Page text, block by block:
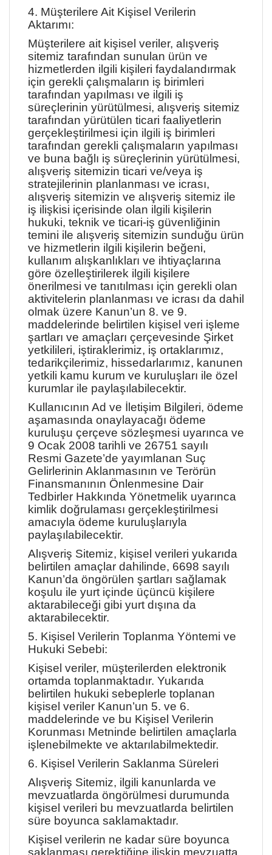
4. Müşterilere Ait Kişisel Verilerin
Aktarımı:
Müşterilere ait kişisel veriler, alışveriş
sitemiz tarafından sunulan ürün ve
hizmetlerden ilgili kişileri faydalandırmak
için gerekli çalışmaların iş birimleri
tarafından yapılması ve ilgili iş
süreçlerinin yürütülmesi, alışveriş sitemiz
tarafından yürütülen ticari faaliyetlerin
gerçekleştirilmesi için ilgili iş birimleri
tarafından gerekli çalışmaların yapılması
ve buna bağlı iş süreçlerinin yürütülmesi,
alışveriş sitemizin ticari ve/veya iş
stratejilerinin planlanması ve icrası,
alışveriş sitemizin ve alışveriş sitemiz ile
iş ilişkisi içerisinde olan ilgili kişilerin
hukuki, teknik ve ticari-iş güvenliğinin
temini ile alışveriş sitemizin sunduğu ürün
ve hizmetlerin ilgili kişilerin beğeni,
kullanım alışkanlıkları ve ihtiyaçlarına
göre özelleştirilerek ilgili kişilere
önerilmesi ve tanıtılması için gerekli olan
aktivitelerin planlanması ve icrası da dahil
olmak üzere Kanun’un 8. ve 9.
maddelerinde belirtilen kişisel veri işleme
şartları ve amaçları çerçevesinde Şirket
yetkilileri, iştiraklerimiz, iş ortaklarımız,
tedarikçilerimiz, hissedarlarımız, kanunen
yetkili kamu kurum ve kuruluşları ile özel
kurumlar ile paylaşılabilecektir.
Kullanıcının Ad ve İletişim Bilgileri, ödeme
aşamasında onaylayacağı ödeme
kuruluşu çerçeve sözleşmesi uyarınca ve
9 Ocak 2008 tarihli ve 26751 sayılı
Resmi Gazete’de yayımlanan Suç
Gelirlerinin Aklanmasının ve Terörün
Finansmanının Önlenmesine Dair
Tedbirler Hakkında Yönetmelik uyarınca
kimlik doğrulaması gerçekleştirilmesi
amacıyla ödeme kuruluşlarıyla
paylaşılabilecektir.
Alışveriş Sitemiz, kişisel verileri yukarıda
belirtilen amaçlar dahilinde, 6698 sayılı
Kanun’da öngörülen şartları sağlamak
koşulu ile yurt içinde üçüncü kişilere
aktarabileceği gibi yurt dışına da
aktarabilecektir.
5. Kişisel Verilerin Toplanma Yöntemi ve
Hukuki Sebebi:
Kişisel veriler, müşterilerden elektronik
ortamda toplanmaktadır. Yukarıda
belirtilen hukuki sebeplerle toplanan
kişisel veriler Kanun’un 5. ve 6.
maddelerinde ve bu Kişisel Verilerin
Korunması Metninde belirtilen amaçlarla
işlenebilmekte ve aktarılabilmektedir.
6. Kişisel Verilerin Saklanma Süreleri
Alışveriş Sitemiz, ilgili kanunlarda ve
mevzuatlarda öngörülmesi durumunda
kişisel verileri bu mevzuatlarda belirtilen
süre boyunca saklamaktadır.
Kişisel verilerin ne kadar süre boyunca
saklanması gerektiğine ilişkin mevzuatta